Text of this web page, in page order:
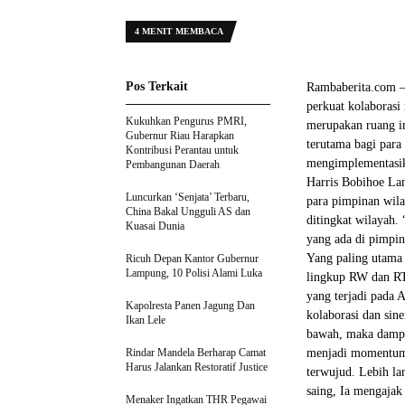
4 MENIT MEMBACA
Rambaberita.com
perkuat kolaborasi
merupakan ruang
terutama bagi
Harris Bobihoe
para pimpinan
ditingkat wilayah.
yang ada di
Yang paling
lingkup RW dan
yang terjadi pada
kolaborasi dan
bawah, maka
menjadi
terwujud. Lebih
saing, Ia
Pos Terkait
Kukuhkan Pengurus PMRI,
Gubernur Riau Harapkan
Kontribusi Perantau untuk
Pembangunan Daerah
Luncurkan ‘Senjata’ Terbaru,
China Bakal Ungguli AS dan
Kuasai Dunia
Ricuh Depan Kantor Gubernur
Lampung, 10 Polisi Alami Luka
Kapolresta Panen Jagung Dan
Ikan Lele
Rindar Mandela Berharap Camat
Harus Jalankan Restoratif Justice
Menaker Ingatkan THR Pegawai